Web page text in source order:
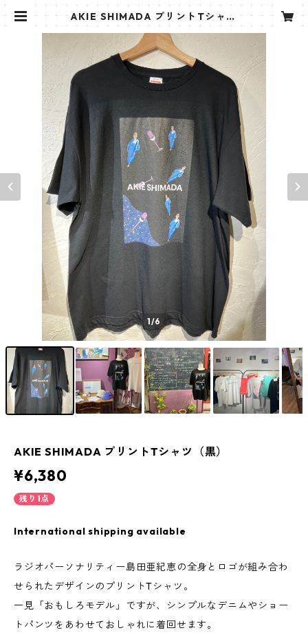
AKIE SHIMADA プリントTシャツ
恵
1/6
AKIE SHIMADA プリントTシャツ（黒）
¥6,380
残り1点
International shipping available
ラジオパーソナリティー島田亜紀恵の全身とロゴが組み合わ
せられたデザインのプリントTシャツ。
一見「おもしろモデル」ですが、シンプルなデニムやショー
トパンツをあわせておしゃれに着回せます。